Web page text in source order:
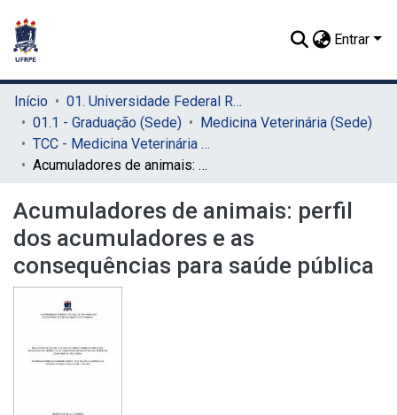
Entrar
Início
01. Universidade Federal Rural de Pernambuco - UFRPE (Sede)
01.1 - Graduação (Sede)
Medicina Veterinária (Sede)
TCC - Medicina Veterinária (Sede)
Acumuladores de animais: perfil dos acumuladores e as consequências para saúde pública
Acumuladores de animais: perfil
dos acumuladores e as
consequências para saúde pública